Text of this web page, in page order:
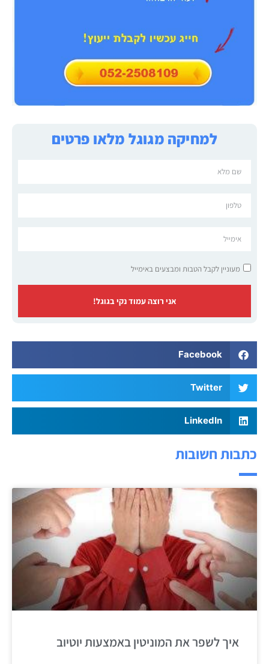
למחיקה מגוגל מלאו פרטים
מעוניין לקבל הטבות ומבצעים באימייל
אני רוצה עמוד נקי בגוגל!
Facebook
Twitter
LinkedIn
כתבות חשובות
איך לשפר את המוניטין באמצעות יוטיוב